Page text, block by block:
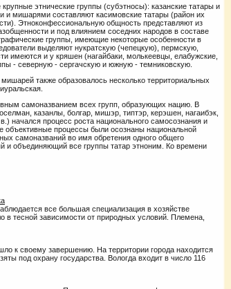
этнические группы (субэтносы): казанские татары и
мишарями составляют касимовские татары (район их
Этноконфессиональную общность представляют из
и под влиянием соседних народов в составе
группы, имеющие некоторые особенности в
выделяют нукратскую (чепецкую), пермскую,
имеются и у кряшен (нагайбаки, молькеевцы, елабужские,
- северную - сергачскую и южную - темниковскую.
также образовалось несколько территориальных
самоназванием всех групп, образующих нацию. В
казанлы, болгар, мишэр, типтэр, керэшен, нагаибэк,
начался процесс роста национального самосознания и
объективные процессы были осознаны национальной
самоназваний во имя обретения одного общего
и объединяющий все группы татар этноним. Ко времени
все большая специализация в хозяйстве
тесной зависимости от природных условий. Племена,
к своему завершению. На территории города находится
под охрану государства. Вологда входит в число 116